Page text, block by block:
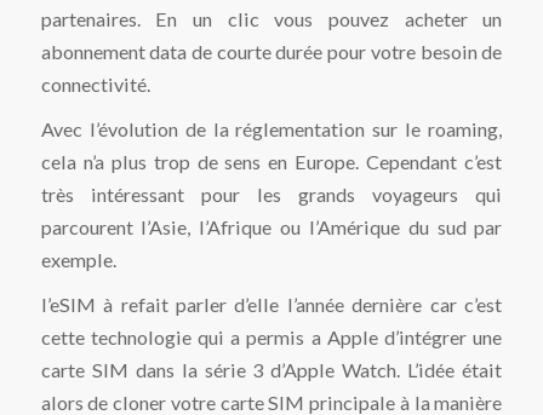
partenaires. En un clic vous pouvez acheter un
abonnement data de courte durée pour votre besoin de
connectivité.
Avec l’évolution de la réglementation sur le roaming,
cela n’a plus trop de sens en Europe. Cependant c’est
très intéressant pour les grands voyageurs qui
parcourent l’Asie, l’Afrique ou l’Amérique du sud par
exemple.
l’eSIM à refait parler d’elle l’année dernière car c’est
cette technologie qui a permis a Apple d’intégrer une
carte SIM dans la série 3 d’Apple Watch. L’idée était
alors de cloner votre carte SIM principale à la manière